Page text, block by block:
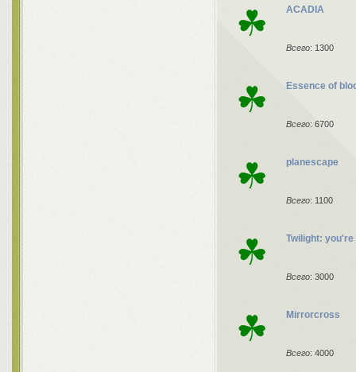
☘ ACADIA
Всего: 1300
☘ Essence of
Всего: 6700
☘ planescape
Всего: 1100
☘ Twilight:
Всего: 3000
☘ Mirrorcross
Всего: 4000